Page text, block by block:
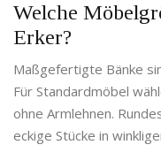
Welche
Erker?
Maßgefertigte Bänke
Für Standardmöbel
ohne Armlehnen.
eckige Stücke in